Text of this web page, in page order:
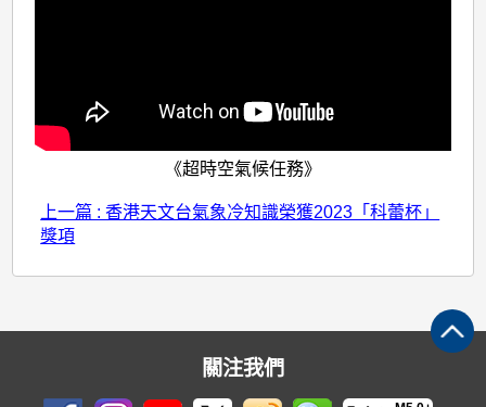
《超時空氣候任務》
上一篇 : 香港天文台氣象冷知識榮獲2023「科蕾杯」
獎項
關注我們